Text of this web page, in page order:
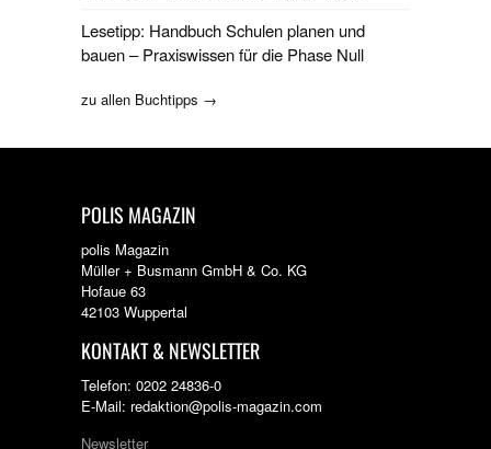
Lesetipp: Handbuch Schulen planen und
bauen – Praxiswissen für die Phase Null
zu allen Buchtipps →
POLIS MAGAZIN
polis Magazin
Müller + Busmann GmbH & Co. KG
Hofaue 63
42103 Wuppertal
KONTAKT & NEWSLETTER
Telefon: 0202 24836-0
E-Mail: redaktion@polis-magazin.com
Newsletter